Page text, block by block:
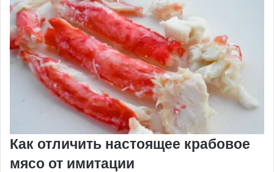
Как отличить настоящее крабовое
мясо от имитации